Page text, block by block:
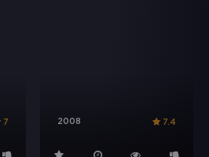
7 2008 7.4